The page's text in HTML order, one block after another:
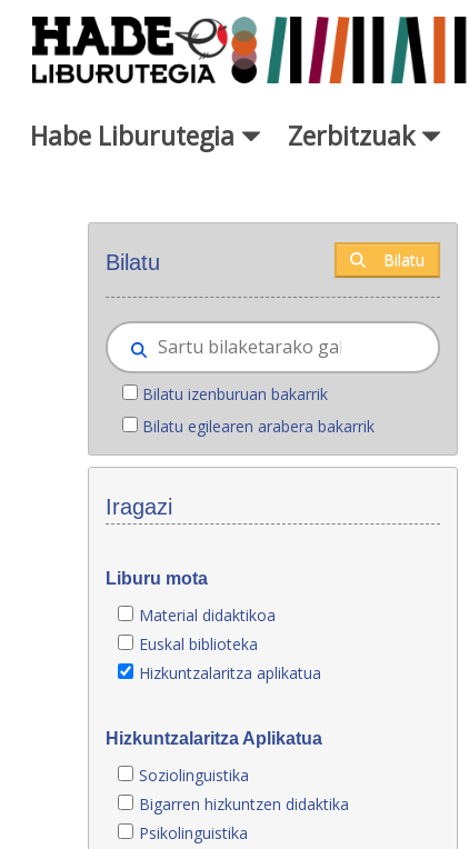
Eduki nagusira joan
Habe Liburutegia Zerbitzuak
Bilatu Bilatu
Bilatu izenburuan bakarrik
Bilatu egilearen arabera bakarrik
Iragazi
Liburu mota
Material didaktikoa
Euskal biblioteka
Hizkuntzalaritza aplikatua
Hizkuntzalaritza Aplikatua
Soziolinguistika
Bigarren hizkuntzen didaktika
Psikolinguistika